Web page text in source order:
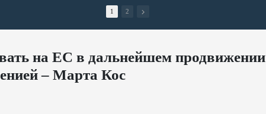
1 2
на ЕС в дальнейшем продвижении
– Марта Кос